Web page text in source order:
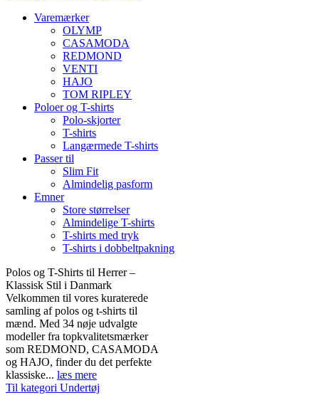
Varemærker
OLYMP
CASAMODA
REDMOND
VENTI
HAJO
TOM RIPLEY
Poloer og T-shirts
Polo-skjorter
T-shirts
Langærmede T-shirts
Passer til
Slim Fit
Almindelig pasform
Emner
Store størrelser
Almindelige T-shirts
T-shirts med tryk
T-shirts i dobbeltpakning
Polos og T-Shirts til Herrer –
Klassisk Stil i Danmark
Velkommen til vores kuraterede
samling af polos og t-shirts til
mænd. Med 34 nøje udvalgte
modeller fra topkvalitetsmærker
som REDMOND, CASAMODA
og HAJO, finder du det perfekte
klassiske... læs mere
Til kategori Undertøj